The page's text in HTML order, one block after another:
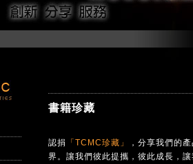
書籍珍藏
認捐 「TCMC珍藏」
，分享我們的
界。讓我們彼此提攜，彼此成長，